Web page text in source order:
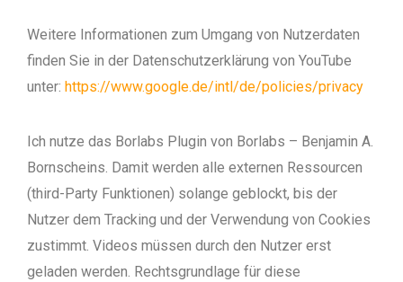
Weitere Informationen zum Umgang von Nutzerdaten
finden Sie in der Datenschutzerklärung von YouTube
unter: https://www.google.de/intl/de/policies/privacy
Ich nutze das Borlabs Plugin von Borlabs – Benjamin A.
Bornscheins. Damit werden alle externen Ressourcen
(third-Party Funktionen) solange geblockt, bis der
Nutzer dem Tracking und der Verwendung von Cookies
zustimmt. Videos müssen durch den Nutzer erst
geladen werden. Rechtsgrundlage für diese